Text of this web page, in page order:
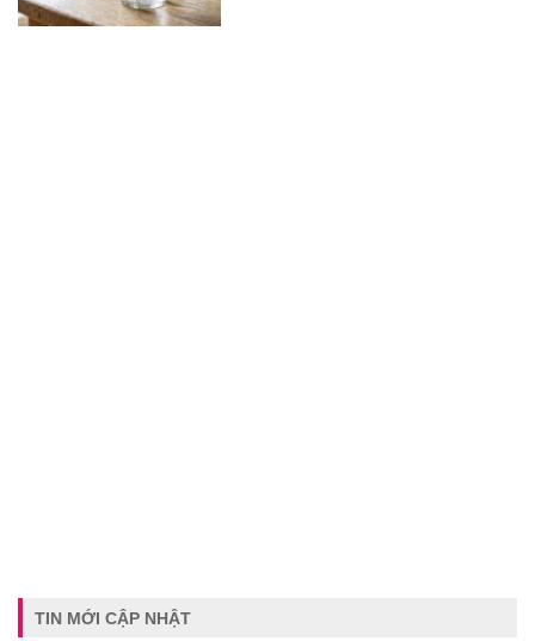
TIN MỚI CẬP NHẬT